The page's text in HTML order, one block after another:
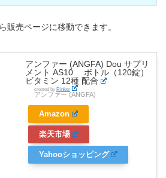
売ページに移動できます。
アンファー (ANGFA) Dou サプリ
メント AS10 ボトル（120錠）
ビタミン 12種 配合
created by Rinker
アンファー (ANGFA)
Amazon
楽天市場
Yahooショッピング